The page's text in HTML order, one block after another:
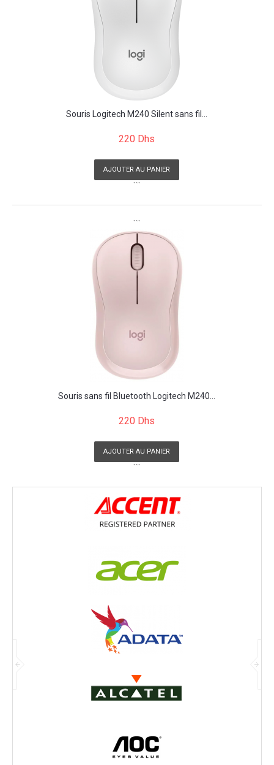
Souris Logitech M240 Silent sans fil...
220 Dhs
AJOUTER AU PANIER
```
```
Souris sans fil Bluetooth Logitech M240...
220 Dhs
AJOUTER AU PANIER
```